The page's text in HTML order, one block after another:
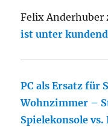
Felix Anderhuber
ist unter
PC als Ersatz für
Wohnzimmer –
Spielekonsole